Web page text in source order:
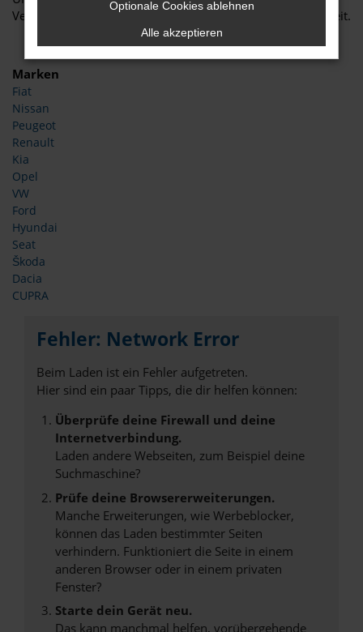
Verzögerungen, denn das Modell steht bereits bei uns bereit.
Marken
Fiat
Nissan
Peugeot
Renault
Kia
Opel
VW
Ford
Hyundai
Seat
Škoda
Dacia
CUPRA
Fehler: Network Error
Beim Laden ist ein Fehler aufgetreten.
Hier sind ein paar Tipps, die dir helfen können:
Überprüfe deine Firewall und deine
Internetverbindung.
Laden andere Webseiten, zum Beispiel deine
Suchmaschine?
Prüfe deine Browsererweiterungen.
Manche Erweiterungen, wie Werbeblocker,
können das Laden bestimmter Seiten
verhindern. Funktioniert die Seite in einem
anderen Browser oder in einem privaten
Fenster?
Starte dein Gerät neu.
Das kann manchmal helfen, vorübergehende
Optionale Cookies ablehnen
Alle akzeptieren